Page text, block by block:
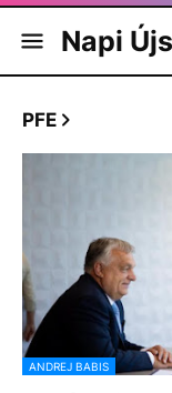
Napi
PFE
ANDREJ BABIS